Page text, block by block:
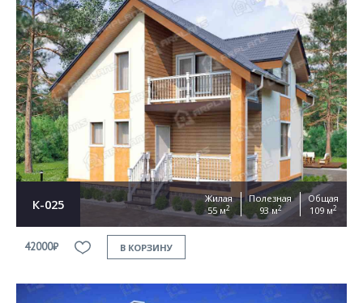
К-025
Жилая
55 м2
Полезная
93 м2
Общая
109 м2
42000₽ В КОРЗИНУ